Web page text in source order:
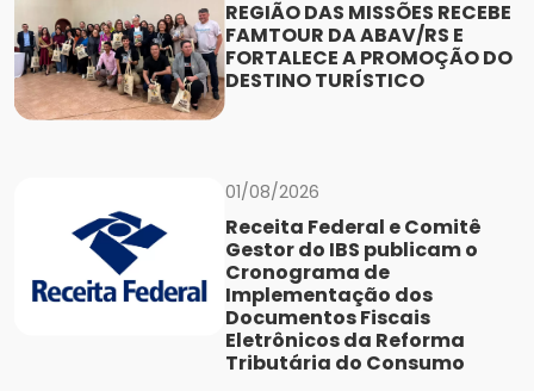
REGIÃO DAS MISSÕES RECEBE
FAMTOUR DA ABAV/RS E
FORTALECE A PROMOÇÃO DO
DESTINO TURÍSTICO
01/08/2026
Receita Federal e Comitê
Gestor do IBS publicam o
Cronograma de
Implementação dos
Documentos Fiscais
Eletrônicos da Reforma
Tributária do Consumo